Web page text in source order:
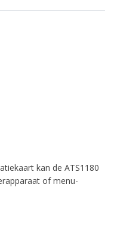
kan de ATS1180
of menu-